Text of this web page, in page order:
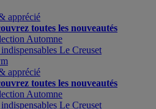
apprécié
toutes les nouveautés
Automne
Le Creuset
apprécié
toutes les nouveautés
Automne
Le Creuset